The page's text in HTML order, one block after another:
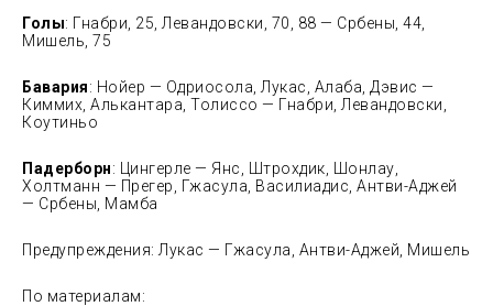
Голы: Гнабри, 25, Левандовски, 70, 88 — Србены, 44,
Мишель, 75
Бавария: Нойер — Одриосола, Лукас, Алаба, Дэвис —
Киммих, Алькантара, Толиссо — Гнабри, Левандовски,
Коутиньо
Падерборн: Цингерле — Янс, Штрохдик, Шонлау,
Холтманн — Прегер, Гжасула, Василиадис, Антви-Аджей
— Србены, Мамба
Предупреждения: Лукас — Гжасула, Антви-Аджей, Мишель
По материалам: